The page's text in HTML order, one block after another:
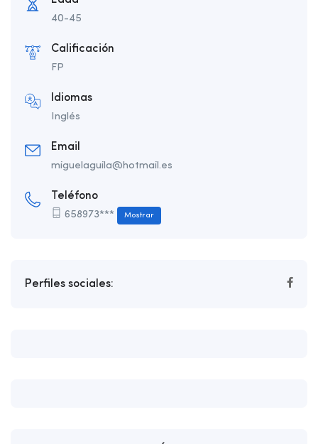
40-45
Calificación
FP
Idiomas
Inglés
Email
miguelaguila@hotmail.es
Teléfono
658973*** Mostrar
Perfiles sociales: